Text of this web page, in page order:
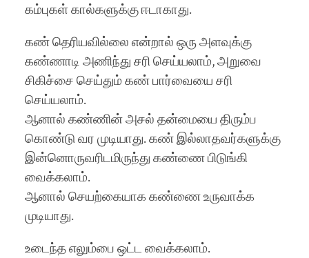
கம்புகள் கால்களுக்கு ஈடாகாது.
கண் தெரியவில்லை என்றால் ஒரு அளவுக்கு
கண்ணாடி அணிந்து சரி செய்யலாம், அறுவை
சிகிச்சை செய்தும் கண் பார்வையை சரி
செய்யலாம்.
ஆனால் கண்ணின் அசல் தன்மையை திரும்ப
கொண்டு வர முடியாது. கண் இல்லாதவர்களுக்கு
இன்னொருவரிடமிருந்து கண்ணை பிடுங்கி
வைக்கலாம்.
ஆனால் செயற்கையாக கண்ணை உருவாக்க
முடியாது.
உடைந்த எலும்பை ஒட்ட வைக்கலாம்.